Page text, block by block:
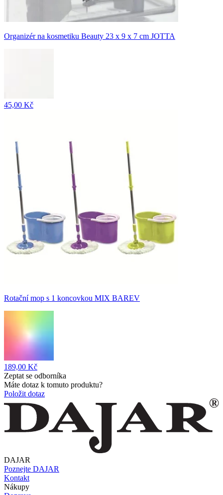
Organizér na kosmetiku Beauty 23 x 9 x 7 cm JOTTA
45,00 Kč
Rotační mop s 1 koncovkou MIX BAREV
189,00 Kč
Zeptat se odborníka
Máte dotaz k tomuto produktu?
Položit dotaz
DAJAR
Poznejte DAJAR
Kontakt
Nákupy